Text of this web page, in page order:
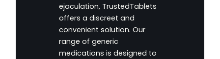
ejaculation, TrustedTablets
offers a discreet and
convenient solution. Our
range of generic
medications is designed to